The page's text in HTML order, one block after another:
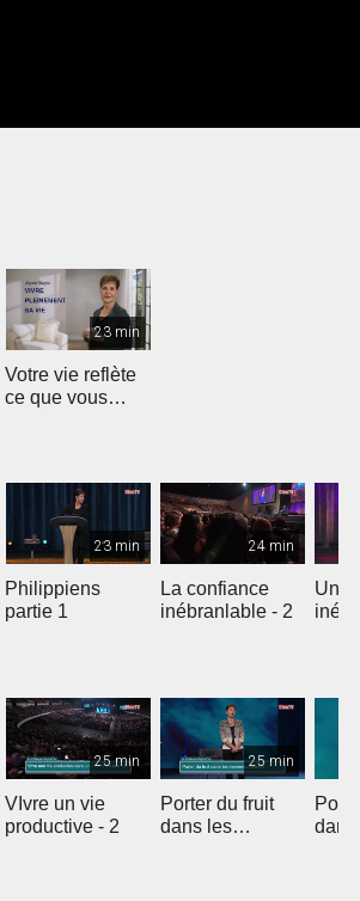
23 min
Votre vie reflète
ce que vous
23 min
Philippiens
partie 1
24 min
La confiance
inébranlable - 2
Une
25 min
VIvre un vie
productive - 2
25 min
Porter du fruit
dans les
dans